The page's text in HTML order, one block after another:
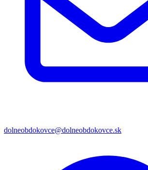
dolneobdokovce@dolneobdokovce.sk